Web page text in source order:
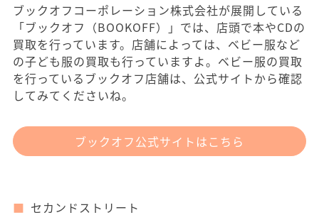
ブックオフコーポレーション株式会社が展開している
「ブックオフ（BOOKOFF）」では、店頭で本やCDの
買取を行っています。店舗によっては、ベビー服など
の子ども服の買取も行っていますよ。ベビー服の買取
を行っているブックオフ店舗は、公式サイトから確認
してみてくださいね。
ブックオフ公式サイトはこちら
セカンドストリート